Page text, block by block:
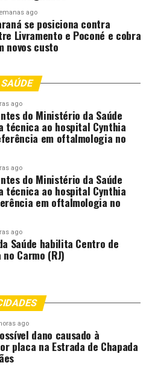
ago
se posiciona contra
Livramento e Poconé e cobra
novos custo
SAÚDE
ago
do Ministério da Saúde
técnica ao hospital Cynthia
em oftalmologia no
ago
do Ministério da Saúde
técnica ao hospital Cynthia
em oftalmologia no
ago
Saúde habilita Centro de
Carmo (RJ)
ago
dano causado à
placa na Estrada de Chapada